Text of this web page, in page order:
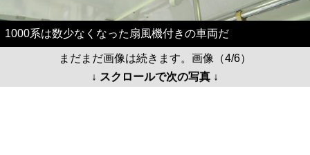
1000系は数少なくなった扇風機付きの車両だ
まだまだ画像は続きます。画像（4/6）
↓ スクロールで次の写真 ↓